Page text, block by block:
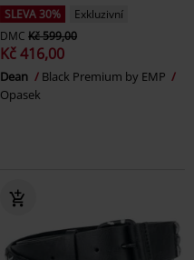
SLEVA 30%
Exkluzivní
DMC Kč 599,00
Kč 416,00
Dean
Black Premium by EMP
Opasek